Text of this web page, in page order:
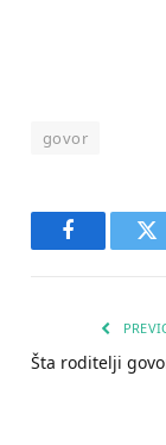
govor
Facebook
Šta roditelji